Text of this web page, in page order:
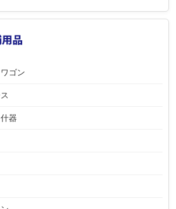
ゴン
器